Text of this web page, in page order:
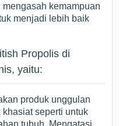
kemampuan
menjadi lebih baik
Propolis di
yaitu:
produk unggulan
seperti untuk
tubuh. Mengatasi